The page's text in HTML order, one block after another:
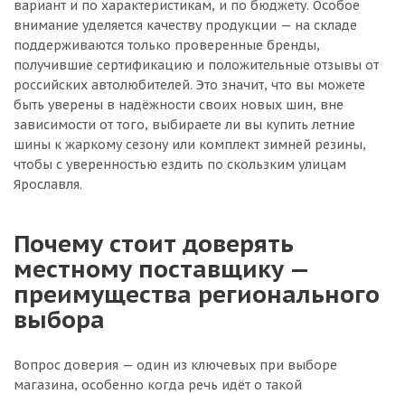
вариант и по характеристикам, и по бюджету. Особое
внимание уделяется качеству продукции — на складе
поддерживаются только проверенные бренды,
получившие сертификацию и положительные отзывы от
российских автолюбителей. Это значит, что вы можете
быть уверены в надёжности своих новых шин, вне
зависимости от того, выбираете ли вы купить летние
шины к жаркому сезону или комплект зимней резины,
чтобы с уверенностью ездить по скользким улицам
Ярославля.
Почему стоит доверять
местному поставщику —
преимущества регионального
выбора
Вопрос доверия — один из ключевых при выборе
магазина, особенно когда речь идёт о такой